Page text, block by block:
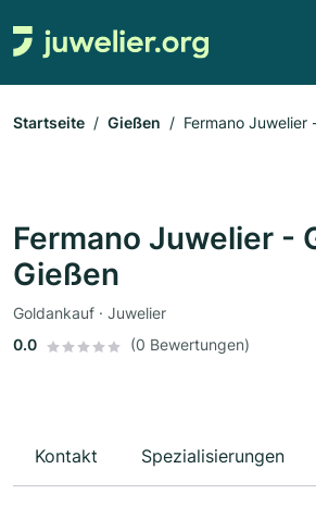
Startseite Gießen Fermano Juwelier
Fermano Juwelier -
Gießen
Goldankauf · Juwelier
0.0
(0 Bewertungen)
Kontakt Spezialisierungen